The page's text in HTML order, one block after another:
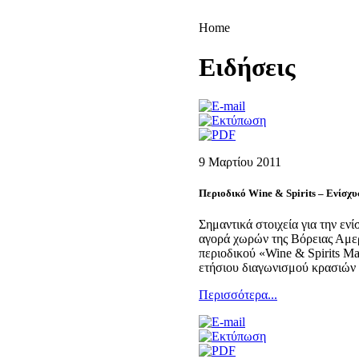
Home
Eιδήσεις
9 Μαρτίου 2011
Περιοδικό Wine & Spirits –
Σημαντικά στοιχεία για την
αγορά χωρών της Βόρειας
περιοδικού «Wine & Spirits
ετήσιου διαγωνισμού κρασιών
Περισσότερα...